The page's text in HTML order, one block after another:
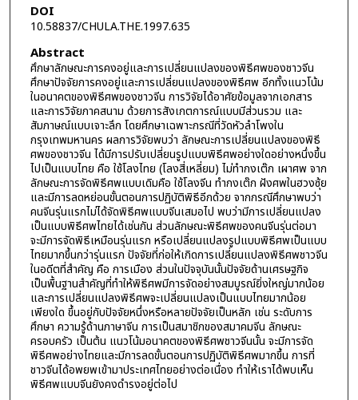
DOI
10.58837/CHULA.THE.1997.635
Abstract
ศึกษาลักษณะการคงอยู่และการเปลี่ยนแปลงของพิธีศพของชาวจีน
ศึกษาปัจจัยการคงอยู่และการเปลี่ยนแปลงของพิธีศพ อีกทั้งแนวโน้ม
ในอนาคตของพิธีศพของชาวจีน การวิจัยได้อาศัยข้อมูลจากเอกสาร
และการวิจัยภาคสนาม ด้วยการสังเกตการณ์แบบมีส่วนรวม และ
สัมภาษณ์แบบเจาะลึก โดยศึกษาเฉพาะกรณีที่วัดหัวลำโพงใน
กรุงเทพมหานคร ผลการวิจัยพบว่า ลักษณะการเปลี่ยนแปลงของพิธี
ศพของชาวจีน ได้มีการปรับเปลี่ยนรูปแบบพิธีศพอย่างใดอย่างหนึ่งขึ้น
ไปเป็นแบบไทย คือ ใช้โลงไทย (โลงสี่เหลี่ยม) ไม่ทำกงเต๊ก เผาศพ จาก
ลักษณะการจัดพิธีศพแบบเดิมคือ ใช้โลงจีน ทำกงเต๊ก ฝังศพในฮวงซุ้ย
และมีการลดหย่อนขั้นตอนการปฏิบัติพิธีอีกด้วย จากกรณีศึกษาพบว่า
คนจีนรุ่นแรกไม่ได้จัดพิธีศพแบบจีนเสมอไป พบว่ามีการเปลี่ยนแปลง
เป็นแบบพิธีศพไทยได้เช่นกัน ส่วนลักษณะพิธีศพของคนจีนรุ่นต่อมา
จะมีการจัดพิธีเหมือนรุ่นแรก หรือเปลี่ยนแปลงรูปแบบพิธีศพเป็นแบบ
ไทยมากขึ้นกว่ารุ่นแรก ปัจจัยที่ก่อให้เกิดการเปลี่ยนแปลงพิธีศพชาวจีน
ในอดีตที่สำคัญ คือ การเมือง ส่วนในปัจจุบันนั้นปัจจัยด้านเศรษฐกิจ
เป็นพื้นฐานสำคัญที่ทำให้พิธีศพมีการจัดอย่างสมบูรณ์ยิ่งใหญ่มากน้อย
และการเปลี่ยนแปลงพิธีศพจะเปลี่ยนแปลงเป็นแบบไทยมากน้อย
เพียงใด ขึ้นอยู่กับปัจจัยหนึ่งหรือหลายปัจจัยเป็นหลัก เช่น ระดับการ
ศึกษา ความรู้ด้านภาษาจีน การเป็นสมาชิกของสมาคมจีน ลักษณะ
ครอบครัว เป็นต้น แนวโน้มอนาคตของพิธีศพชาวจีนนั้น จะมีการจัด
พิธีศพอย่างไทยและมีการลดขั้นตอนการปฏิบัติพิธีศพมากขึ้น การที่
ชาวจีนได้อพยพเข้ามาประเทศไทยอย่างต่อเนื่อง ทำให้เราได้พบเห็น
พิธีศพแบบจีนยังคงดำรงอยู่ต่อไป